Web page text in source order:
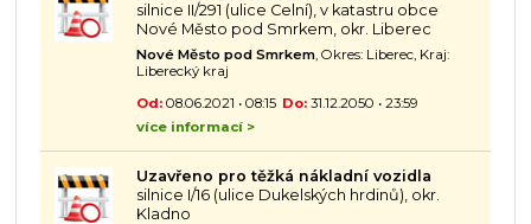
silnice II/291 (ulice Celní), v katastru obce
Nové Město pod Smrkem, okr. Liberec
Nové Město pod Smrkem, Okres: Liberec, Kraj:
Liberecký kraj
Od:08.06.2021 • 08:15 Do: 31.12.2050 • 23:59
více informací >
Uzavřeno pro těžká nákladní vozidla
silnice I/16 (ulice Dukelských hrdinů), okr.
Kladno